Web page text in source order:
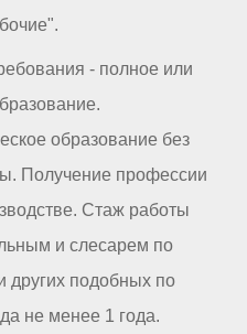
- полное или
образование без
Получение профессии
Стаж работы
и слесарем по
других подобных по
не менее 1 года.